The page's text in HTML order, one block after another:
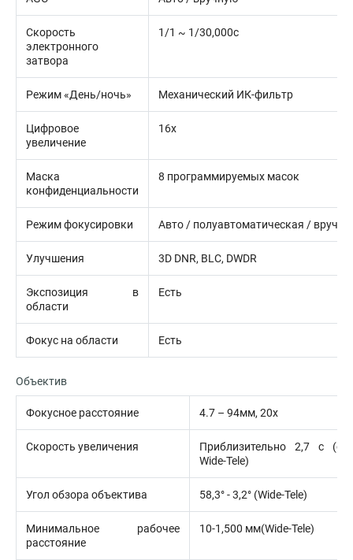
Скорость
электронного
затвора
1/1 ~ 1/30,000с
Режим «День/ночь» Механический ИК-фильтр
Цифровое
увеличение
16х
Маска
конфиденциальности
8 программируемых масок
Режим фокусировки Авто / полуавтоматическая /
Улучшения 3D DNR, BLC, DWDR
Экспозиция в
области
Есть
Фокус на области Есть
Объектив
Фокусное расстояние 4.7 – 94мм, 20x
Скорость увеличения
Приблизительно 2,7 с
Wide-Tele)
Угол обзора объектива 58,3° - 3,2° (Wide-Tele)
Минимальное рабочее
расстояние
10-1,500 мм(Wide-Tele)